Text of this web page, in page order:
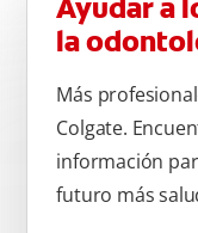
Ayudar a
la
Más
Colgate.
información
futuro más